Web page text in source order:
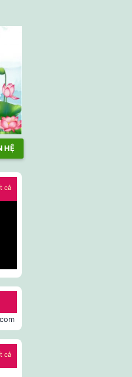
NƠI CƯ NGỤ, CHẤP
HỆ
cả
cả